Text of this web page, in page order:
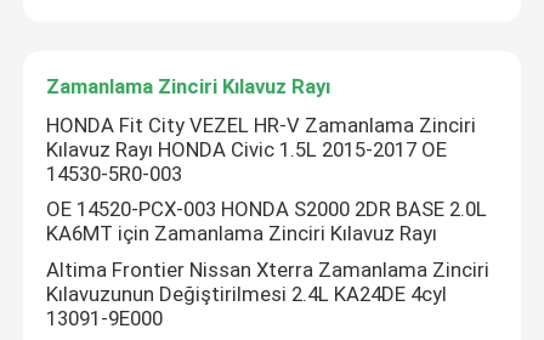
Zamanlama Zinciri Kılavuz Rayı
HONDA Fit City VEZEL HR-V Zamanlama Zinciri
Kılavuz Rayı HONDA Civic 1.5L 2015-2017 OE
14530-5R0-003
OE 14520-PCX-003 HONDA S2000 2DR BASE 2.0L
KA6MT için Zamanlama Zinciri Kılavuz Rayı
Altima Frontier Nissan Xterra Zamanlama Zinciri
Kılavuzunun Değiştirilmesi 2.4L KA24DE 4cyl
13091-9E000